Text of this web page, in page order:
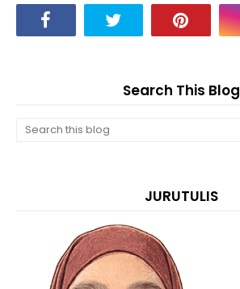
Search This Blog
JURUTULIS